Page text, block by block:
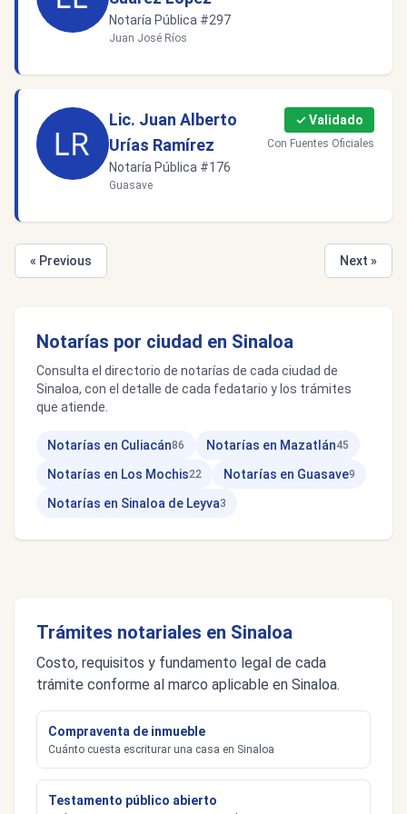
Notaría Pública #297
Juan José Ríos
Lic. Juan Alberto
Urías Ramírez
Notaría Pública #176
Guasave
✓ Validado
Con Fuentes Oficiales
« Previous Next »
Notarías por ciudad en Sinaloa
Consulta el directorio de notarías de cada ciudad de
Sinaloa, con el detalle de cada fedatario y los trámites
que atiende.
Notarías en Culiacán86 Notarías en Mazatlán45
Notarías en Los Mochis22 Notarías en Guasave9
Notarías en Sinaloa de Leyva3
Trámites notariales en Sinaloa
Costo, requisitos y fundamento legal de cada
trámite conforme al marco aplicable en Sinaloa.
Compraventa de inmueble
Cuánto cuesta escriturar una casa en Sinaloa
Testamento público abierto